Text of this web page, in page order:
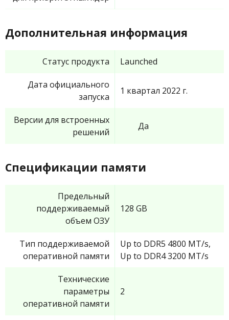
Дополнительная информация
Статус продукта Launched
Дата официального
запуска
1 квартал 2022 г.
Версии для встроенных
решений
Да
Спецификации памяти
Предельный
поддерживаемый
объем ОЗУ
128 GB
Тип поддерживаемой
оперативной памяти
Up to DDR5 4800 MT/s,
Up to DDR4 3200 MT/s
Технические
параметры
оперативной памяти
2